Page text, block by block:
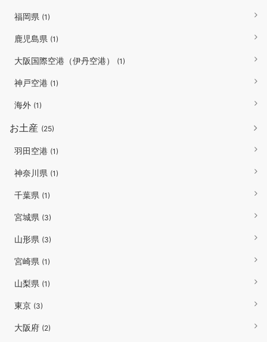
福岡県 (1)
鹿児島県 (1)
大阪国際空港（伊丹空港） (1)
神戸空港 (1)
海外 (1)
お土産 (25)
羽田空港 (1)
神奈川県 (1)
千葉県 (1)
宮城県 (3)
山形県 (3)
宮崎県 (1)
山梨県 (1)
東京 (3)
大阪府 (2)